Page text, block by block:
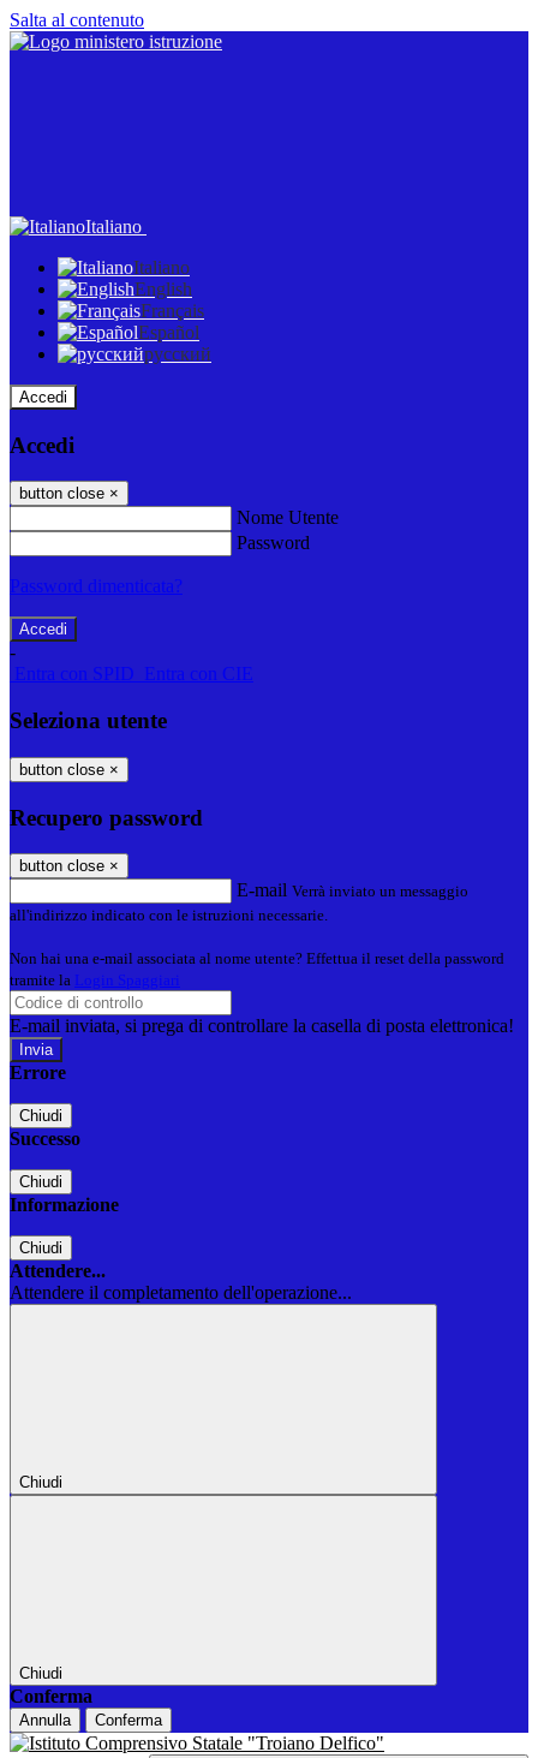
Salta al contenuto
Italiano
Italiano
English
Français
Español
русский
Accedi
Accedi
button close ×
Nome Utente
Password
Password dimenticata?
-
Entra con SPID
Entra con CIE
Seleziona utente
button close ×
Recupero password
button close ×
E-mail Verrà inviato un messaggio
all'indirizzo indicato con le istruzioni necessarie.
Non hai una e-mail associata al nome utente? Effettua il reset della password
tramite la Login Spaggiari
E-mail inviata, si prega di controllare la casella di posta elettronica!
Errore
Chiudi
Successo
Chiudi
Informazione
Chiudi
Attendere...
Attendere il completamento dell'operazione...
Chiudi
Chiudi
Conferma
Annulla Conferma